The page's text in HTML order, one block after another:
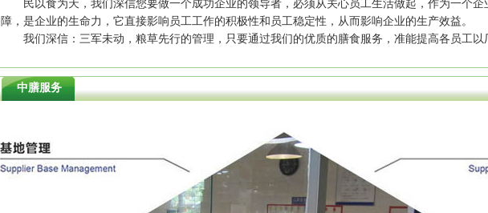
民以食为天，我们深信您要做一个成功企业的领导者，必须从关心员工生活做起，作为一个企
障，是企业的生命力，它直接影响员工工作的积极性和员工稳定性，从而影响企业的生产效益。
我们深信：三军未动，粮草先行的管理，只要通过我们的优质的膳食服务，准能提高各员工以
中膳服务